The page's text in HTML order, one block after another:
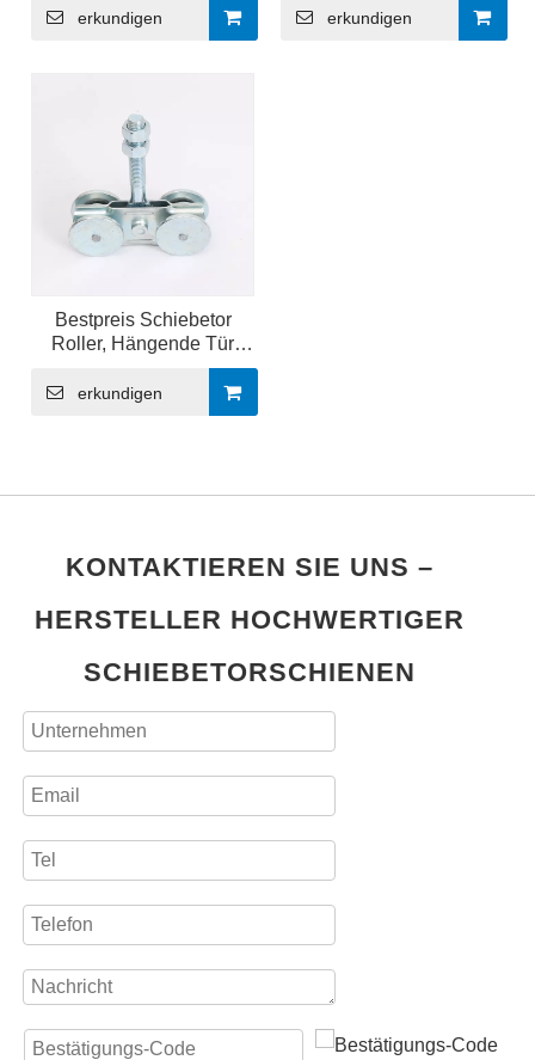
erkundigen
Scheunentorschienen,
erkundigen
Bestpreis Schiebetor
Roller, Hängende Tür
erkundigen
KONTAKTIEREN SIE UNS –
HERSTELLER HOCHWERTIGER
SCHIEBETORSCHIENEN